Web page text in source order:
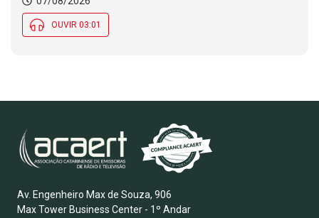
OUVIR 03:01
Av. Engenheiro Max de Souza, 906
Max Tower Business Center - 1º Andar